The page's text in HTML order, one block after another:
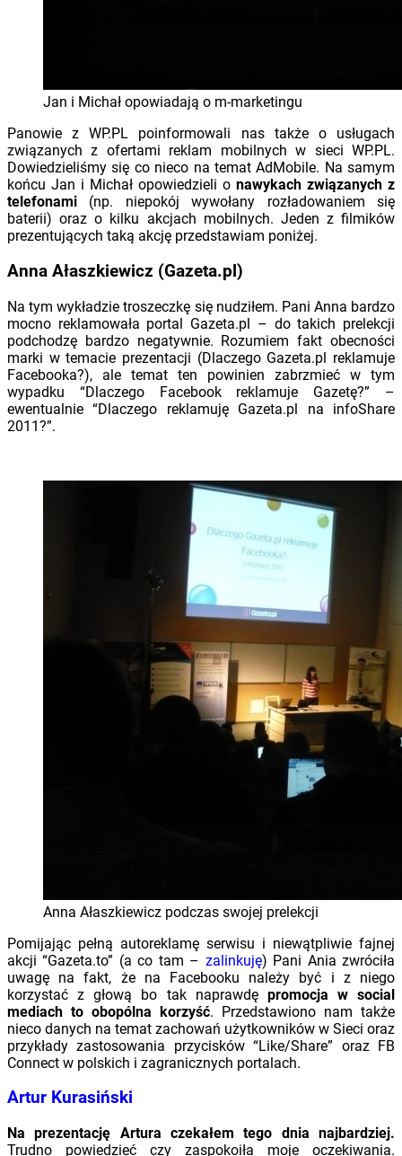
Jan i Michał opowiadają o m-marketingu
Panowie z WP.PL poinformowali nas także o usługach
związanych z ofertami reklam mobilnych w sieci WP.PL.
Dowiedzieliśmy się co nieco na temat AdMobile. Na samym
końcu Jan i Michał opowiedzieli o nawykach związanych z
telefonami (np. niepokój wywołany rozładowaniem się
baterii) oraz o kilku akcjach mobilnych. Jeden z filmików
prezentujących taką akcję przedstawiam poniżej.
Anna Ałaszkiewicz (Gazeta.pl)
Na tym wykładzie troszeczkę się nudziłem. Pani Anna bardzo
mocno reklamowała portal Gazeta.pl – do takich prelekcji
podchodzę bardzo negatywnie. Rozumiem fakt obecności
marki w temacie prezentacji (Dlaczego Gazeta.pl reklamuje
Facebooka?), ale temat ten powinien zabrzmieć w tym
wypadku “Dlaczego Facebook reklamuje Gazetę?” –
ewentualnie “Dlaczego reklamuję Gazeta.pl na infoShare
2011?”.
Anna Ałaszkiewicz podczas swojej prelekcji
Pomijając pełną autoreklamę serwisu i niewątpliwie fajnej
akcji “Gazeta.to” (a co tam – zalinkuję) Pani Ania zwróciła
uwagę na fakt, że na Facebooku należy być i z niego
korzystać z głową bo tak naprawdę promocja w social
mediach to obopólna korzyść. Przedstawiono nam także
nieco danych na temat zachowań użytkowników w Sieci oraz
przykłady zastosowania przycisków “Like/Share” oraz FB
Connect w polskich i zagranicznych portalach.
Artur Kurasiński
Na prezentację Artura czekałem tego dnia najbardziej.
Trudno powiedzieć czy zaspokoiła moje oczekiwania.